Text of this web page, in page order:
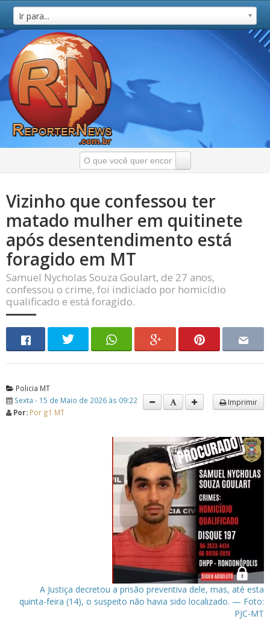
Ir para...
Vizinho que confessou ter
matado mulher em quitinete
após desentendimento está
foragido em MT
Samuel Nycholas Souza Goulart, de 27 anos,
confessou o crime, foi indiciado por homicídio
qualificado e está foragido.
Policia MT
Sexta - 15 de Maio de 2026 às 09:22
Por: Por g1 MT
Imprimir
A Justiça decretou a prisão preventiva dele, mas, até esta
quinta-feira (14), o suspeito não havia sido localizado. — Foto:
PJC-MT